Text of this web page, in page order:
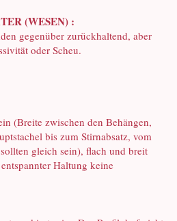
(WESEN) :
gegenüber zurückhaltend, aber
oder Scheu.
(Breite zwischen den Behängen,
bis zum Stirnabsatz, vom
gleich sein), flach und breit
Haltung keine